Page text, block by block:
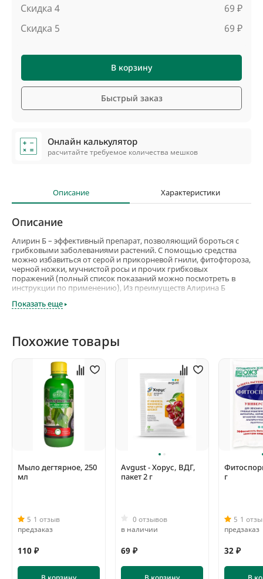
Скидка 4
69 ₽
Скидка 5
69 ₽
В корзину
Быстрый заказ
Онлайн калькулятор
расчитайте требуемое количества мешков
Описание Характеристики
Описание
Алирин Б – эффективный препарат, позволяющий бороться с
грибковыми заболеваниями растений. С помощью средства
можно избавиться от серой и прикорневой гнили, фитофтороза,
черной ножки, мучнистой росы и прочих грибковых
поражений (полный список показаний можно посмотреть в
инструкции по применению), Из преимуществ Алирина Б
наносит вреда окружающей среде, при строгом соблюдении
различными видами удобрений и другими лечебными
средствами, высокая эффективность. Алирин Б не только лечит
После обработки повышается иммунитет садовых и огородных
культур, плоды получаются сочные, крупные, насыщенные
витаминами. Перед использованием препарат растворяют в
воде. Полученным раствором растения опрыскивают или
поливают под корень.
Показать еще
Похожие товары
Мыло дегтярное, 250
мл
5 1 отзыв
предзаказ
110 ₽
Avgust - Хорус, ВДГ,
пакет 2 г
0 отзывов
в наличии
69 ₽
г
5 1
предзаказ
32 ₽